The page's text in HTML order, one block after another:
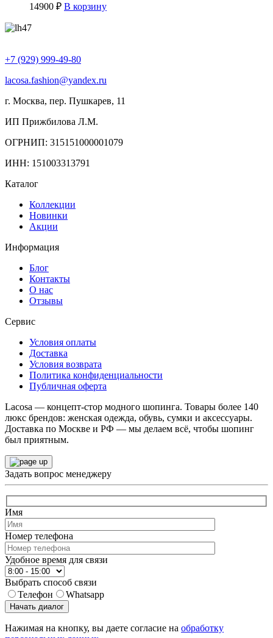
14900 ₽ В корзину
+7 (929) 999-49-80
lacosa.fashion@yandex.ru
г. Москва, пер. Пушкарев, 11
ИП Прижбилова Л.М.
ОГРНИП: 315151000001079
ИНН: 151003313791
Каталог
Коллекции
Новинки
Акции
Информация
Блог
Контакты
О нас
Отзывы
Сервис
Условия оплаты
Доставка
Условия возврата
Политика конфиденциальности
Публичная оферта
Lacosa — концепт-стор модного шопинга. Товары более 140
люкс брендов: женская одежда, обувь, сумки и аксессуары.
Доставка по Москве и РФ — мы делаем всё, чтобы шопинг
был приятным.
Задать вопрос менеджеру
Имя
Номер телефона
Удобное время для связи
Выбрать способ связи
Телефон
Whatsapp
Начать диалог
Нажимая на кнопку, вы даете согласие на обработку